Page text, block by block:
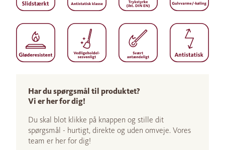
Har du spørgsmål til produktet?
Vi er her for dig!
Du skal blot klikke på knappen og stille dit
spørgsmål - hurtigt, direkte og uden omveje. Vores
team er her for dig!